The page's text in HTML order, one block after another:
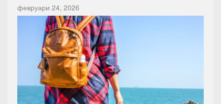
февруари 24, 2026